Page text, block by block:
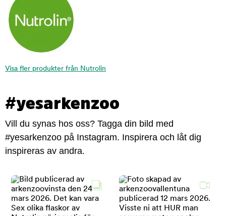
Visa fler produkter från Nutrolin
#yesarkenzoo
Vill du synas hos oss? Tagga din bild med
#yesarkenzoo på Instagram. Inspirera och låt dig
inspireras av andra.